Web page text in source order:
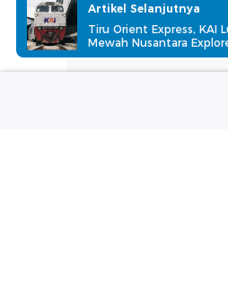
Artikel Selanjutnya
Tiru Orient Express, KAI
Mewah Nusantara